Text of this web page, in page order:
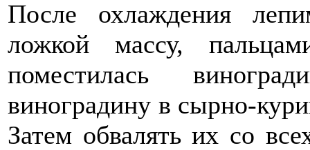
После охлаждения
ложкой массу,
поместилась
виноградину в сырно-
Затем обвалять их со